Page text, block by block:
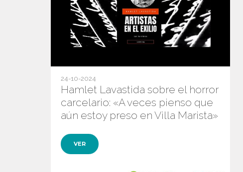
24-10-2024
Hamlet Lavastida sobre el horror
carcelario: «A veces pienso que
aún estoy preso en Villa Marista»
VER